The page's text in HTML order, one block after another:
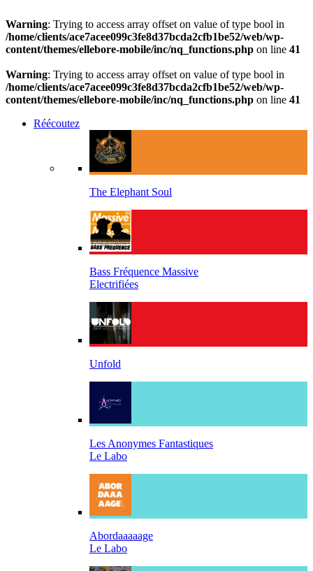
Warning: Trying to access array offset on value of type bool in
/home/clients/ace7acee099c3fe8d37bcda2cfb1be52/web/wp-
content/themes/ellebore-mobile/inc/nq_functions.php on line 41
Warning: Trying to access array offset on value of type bool in
/home/clients/ace7acee099c3fe8d37bcda2cfb1be52/web/wp-
content/themes/ellebore-mobile/inc/nq_functions.php on line 41
Réécoutez
The Elephant Soul
Bass Fréquence Massive
Electrifiées
Unfold
Les Anonymes Fantastiques
Le Labo
Abordaaaaage
Le Labo